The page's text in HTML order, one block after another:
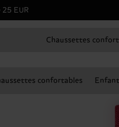
EUR
Chaussettes
confortables